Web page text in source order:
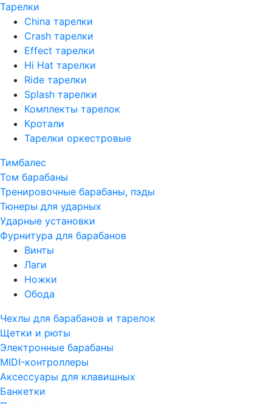
Тарелки
China тарелки
Crash тарелки
Effect тарелки
Hi Hat тарелки
Ride тарелки
Splash тарелки
Комплекты тарелок
Кротали
Тарелки оркестровые
Тимбалес
Том барабаны
Тренировочные барабаны, пэды
Тюнеры для ударных
Ударные установки
Фурнитура для барабанов
Винты
Лаги
Ножки
Обода
Чехлы для барабанов и тарелок
Щетки и рюты
Электронные барабаны
MIDI-контроллеры
Аксессуары для клавишных
Банкетки